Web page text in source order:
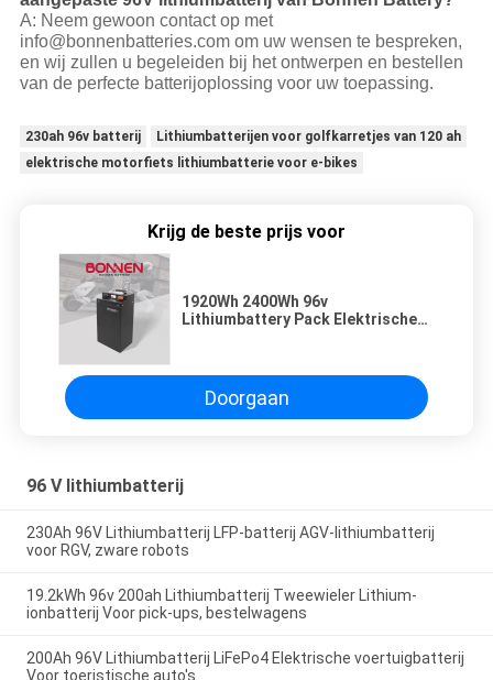
A: Neem gewoon contact op met
info@bonnenbatteries.com om uw wensen te bespreken,
en wij zullen u begeleiden bij het ontwerpen en bestellen
van de perfecte batterijoplossing voor uw toepassing.
230ah 96v batterij
Lithiumbatterijen voor golfkarretjes van 120 ah
elektrische motorfiets lithiumbatterie voor e-bikes
Krijg de beste prijs voor
1920Wh 2400Wh 96v
Lithiumbattery Pack Elektrische
Doorgaan
96 V lithiumbatterij
230Ah 96V Lithiumbatterij LFP-batterij AGV-lithiumbatterij
voor RGV, zware robots
19.2kWh 96v 200ah Lithiumbatterij Tweewieler Lithium-
ionbatterij Voor pick-ups, bestelwagens
200Ah 96V Lithiumbatterij LiFePo4 Elektrische voertuigbatterij
Voor toeristische auto's